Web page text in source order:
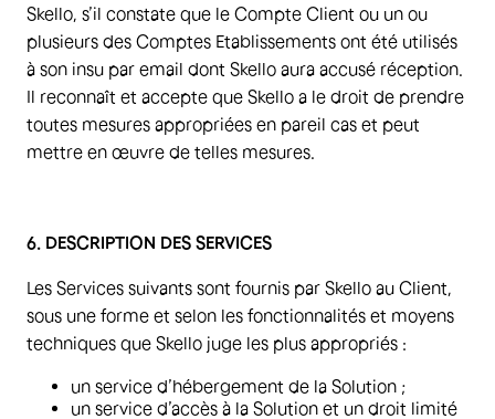
Skello, s’il constate que le Compte Client ou un ou
plusieurs des Comptes Etablissements ont été utilisés
à son insu par email dont Skello aura accusé réception.
Il reconnaît et accepte que Skello a le droit de prendre
toutes mesures appropriées en pareil cas et peut
mettre en œuvre de telles mesures.
6. DESCRIPTION DES SERVICES
Les Services suivants sont fournis par Skello au Client,
sous une forme et selon les fonctionnalités et moyens
techniques que Skello juge les plus appropriés :
un service d’hébergement de la Solution ;
un service d’accès à la Solution et un droit limité